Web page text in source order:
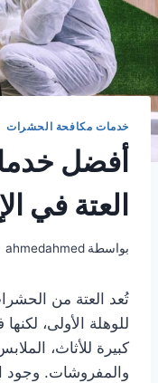
خدمات مكافحة الحشرات
أفضل
العتة في
بواسطة ahmedahmed
تُعد العتة من
للوهلة الأولى،
كبيرة للأثاث،
والمفروشات. وجود